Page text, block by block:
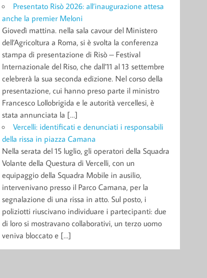
Presentato Risò 2026: all’inaugurazione attesa
anche la premier Meloni
Giovedì mattina. nella sala cavour del Ministero
dell’Agricoltura a Roma, si è svolta la conferenza
stampa di presentazione di Risò – Festival
Internazionale del Riso, che dall’11 al 13 settembre
celebrerà la sua seconda edizione. Nel corso della
presentazione, cui hanno preso parte il ministro
Francesco Lollobrigida e le autorità vercellesi, è
stata annunciata la […]
Vercelli: identificati e denunciati i responsabili
della rissa in piazza Camana
Nella serata del 15 luglio, gli operatori della Squadra
Volante della Questura di Vercelli, con un
equipaggio della Squadra Mobile in ausilio,
intervenivano presso il Parco Camana, per la
segnalazione di una rissa in atto. Sul posto, i
poliziotti riuscivano individuare i partecipanti: due
di loro si mostravano collaborativi, un terzo uomo
veniva bloccato e […]